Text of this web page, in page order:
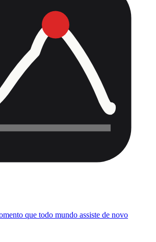
que todo mundo assiste de novo